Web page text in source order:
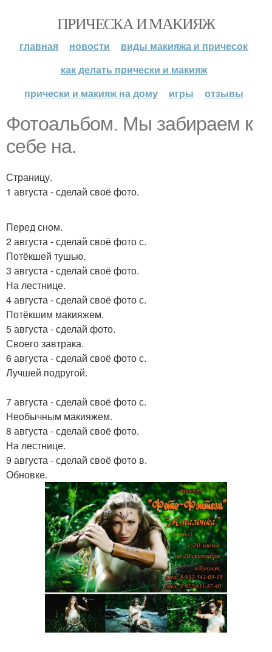
ПРИЧЕСКА И МАКИЯЖ
главная новости
виды макияжа и причесок
как делать прически и макияж
прически и макияж на дому
игры отзывы
Фотоальбом. Мы забираем к
себе на.
Страницу.
1 августа - сделай своё фото.
Перед сном.
2 августа - сделай своё фото с.
Потёкшей тушью.
3 августа - сделай своё фото.
На лестнице.
4 августа - сделай своё фото с.
Потёкшим макияжем.
5 августа - сделай фото.
Своего завтрака.
6 августа - сделай своё фото с.
Лучшей подругой.
7 августа - сделай своё фото с.
Необычным макияжем.
8 августа - сделай своё фото.
На лестнице.
9 августа - сделай своё фото в.
Обновке.